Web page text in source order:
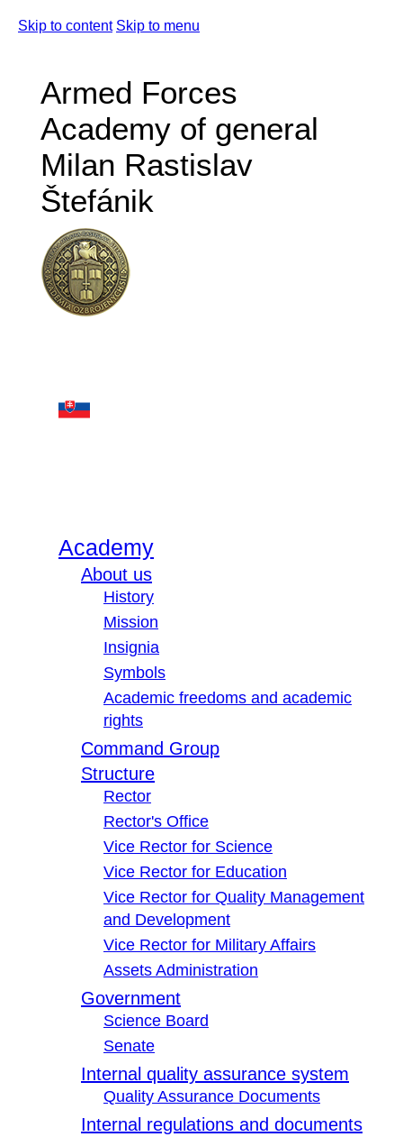
Skip to content Skip to menu
Armed Forces
Academy of general
Milan Rastislav
Štefánik
Academy
About us
History
Mission
Insignia
Symbols
Academic freedoms and academic
rights
Command Group
Structure
Rector
Rector's Office
Vice Rector for Science
Vice Rector for Education
Vice Rector for Quality Management
and Development
Vice Rector for Military Affairs
Assets Administration
Government
Science Board
Senate
Internal quality assurance system
Quality Assurance Documents
Internal regulations and documents